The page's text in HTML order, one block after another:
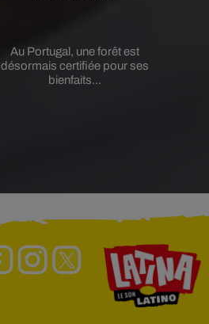
Au Portugal, une forêt est
désormais certifiée pour ses
bienfaits...